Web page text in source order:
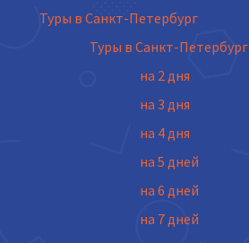
Туры в Санкт-Петербург
Туры в Санкт-Петербург
на 2 дня
на 3 дня
на 4 дня
на 5 дней
на 6 дней
на 7 дней